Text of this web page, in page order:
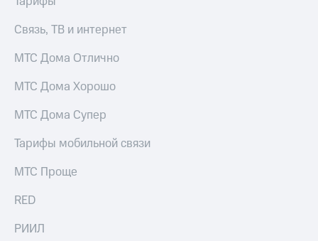
приобретения
Порядок
акций
Рынок
Еврооблигации-2023
о
Связь, ТВ и интернет
МТС Дома Отлично
МТС Дома Хорошо
МТС Дома Супер
Тарифы мобильной связи
МТС Проще
RED
РИИЛ